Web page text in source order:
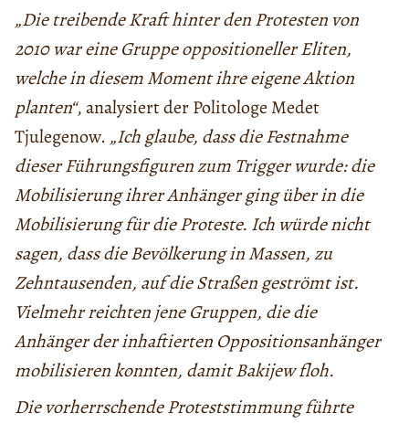
„Die treibende Kraft hinter den Protesten von
2010 war eine Gruppe oppositioneller Eliten,
welche in diesem Moment ihre eigene Aktion
planten“, analysiert der Politologe Medet
Tjulegenow.„Ich glaube, dass die Festnahme
dieser Führungsfiguren zum Trigger wurde: die
Mobilisierung ihrer Anhänger ging über in die
Mobilisierung für die Proteste. Ich würde nicht
sagen, dass die Bevölkerung in Massen, zu
Zehntausenden, auf die Straßen geströmt ist.
Vielmehr reichten jene Gruppen, die die
Anhänger der inhaftierten Oppositionsanhänger
mobilisieren konnten, damit Bakijew floh.
Die vorherrschende Proteststimmung führte